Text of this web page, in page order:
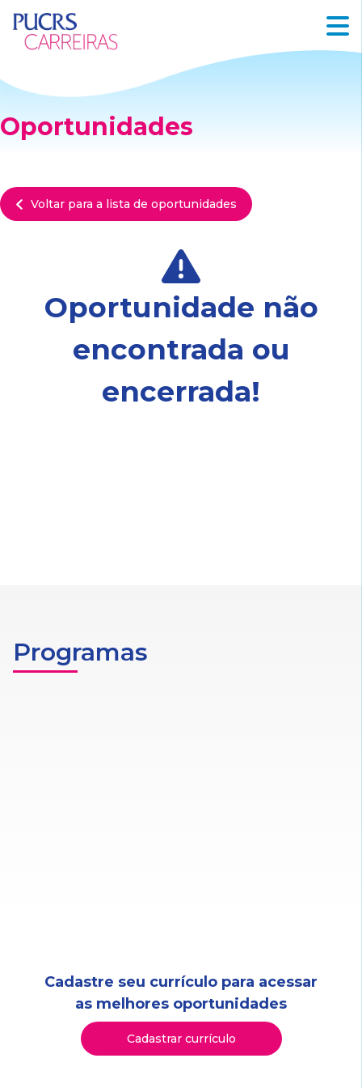
Oportunidades
Voltar para a lista de oportunidades
Oportunidade não
encontrada ou
encerrada!
Programas
Cadastre seu currículo para acessar
as melhores oportunidades
Cadastrar currículo